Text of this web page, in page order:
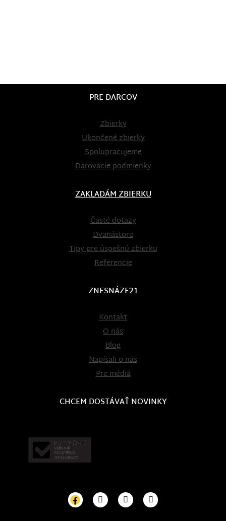
PRE DARCOV
Zbierky
Ukončené zbierky
Spolupracujeme
Darovacie podmienky
ZAKLADÁM ZBIERKU
Časté dotazy
Dvanástoro
Tipy pre úspešnú zbierku
Referencie
ZNESNÁZE21
Kontakt
O nás
Blog
Napísali o nás
Pre médiá
CHCEM DOSTÁVAŤ NOVINKY